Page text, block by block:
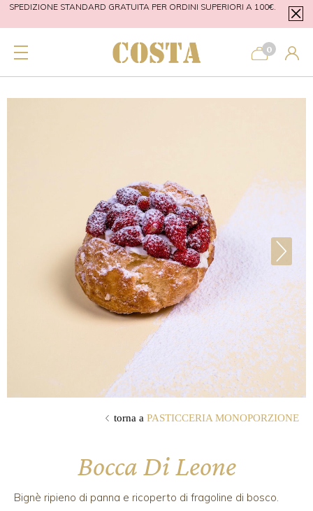
SPEDIZIONE STANDARD GRATUITA PER ORDINI SUPERIORI A 100€.
SUPERIORI A 40€.
0
>
torna a PASTICCERIA MONOPORZIONE
Bocca Di Leone
Bignè ripieno di panna e ricoperto di fragoline di bosco.